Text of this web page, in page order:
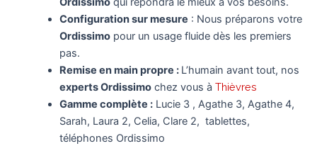
Configuration sur mesure : Nous préparons votre
Ordissimopour un usage fluide dès les premiers
pas.
Remise en main propre : L’humain avant tout, nos
experts Ordissimochez vous à Thièvres
Gamme complète :Lucie 3 , Agathe 3, Agathe 4,
Sarah, Laura 2, Celia, Clare 2, tablettes,
téléphones Ordissimo